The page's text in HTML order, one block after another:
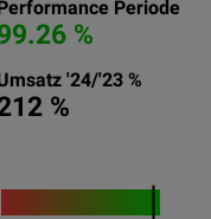
Periode
%
'24/'23 %
%